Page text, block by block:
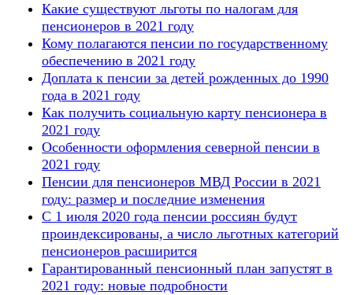
Какие существуют льготы по налогам для
пенсионеров в 2021 году
Кому полагаются пенсии по государственному
обеспечению в 2021 году
Доплата к пенсии за детей рожденных до 1990
года в 2021 году
Как получить социальную карту пенсионера в
2021 году
Особенности оформления северной пенсии в
2021 году
Пенсии для пенсионеров МВД России в 2021
году: размер и последние изменения
С 1 июля 2020 года пенсии россиян будут
проиндексированы, а число льготных категорий
пенсионеров расширится
Гарантированный пенсионный план запустят в
2021 году: новые подробности